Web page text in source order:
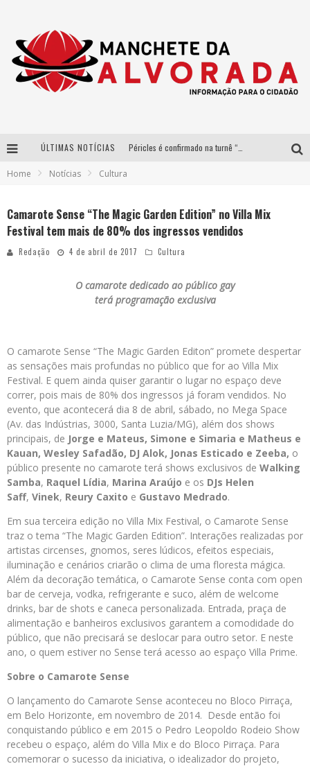
ÚLTIMAS NOTÍCIAS
Yan traz a turnê nacional do PagodYANdo para Belo Horizonte
Home Notícias Cultura
Camarote Sense “The Magic Garden Edition” no Villa Mix
Festival tem mais de 80% dos ingressos vendidos
Redação 4 de abril de 2017 Cultura
O camarote dedicado ao público gay
terá programação exclusiva
O camarote Sense “The Magic Garden Editon” promete despertar
as sensações mais profundas no público que for ao Villa Mix
Festival. E quem ainda quiser garantir o lugar no espaço deve
correr, pois mais de 80% dos ingressos já foram vendidos. No
evento, que acontecerá dia 8 de abril, sábado, no Mega Space
(Av. das Indústrias, 3000, Santa Luzia/MG), além dos shows
principais, de Jorge e Mateus, Simone e Simaria e Matheus e
Kauan, Wesley Safadão, DJ Alok, Jonas Esticado e Zeeba, o
público presente no camarote terá shows exclusivos de Walking
Samba, Raquel Lídia, Marina Araújo e os DJs Helen
Saff, Vinek, Reury Caxito e Gustavo Medrado.
Em sua terceira edição no Villa Mix Festival, o Camarote Sense
traz o tema “The Magic Garden Edition”. Interações realizadas por
artistas circenses, gnomos, seres lúdicos, efeitos especiais,
iluminação e cenários criarão o clima de uma floresta mágica.
Além da decoração temática, o Camarote Sense conta com open
bar de cerveja, vodka, refrigerante e suco, além de welcome
drinks, bar de shots e caneca personalizada. Entrada, praça de
alimentação e banheiros exclusivos garantem a comodidade do
público, que não precisará se deslocar para outro setor. E neste
ano, o quem estiver no Sense terá acesso ao espaço Villa Prime.
Sobre o Camarote Sense
O lançamento do Camarote Sense aconteceu no Bloco Pirraça,
em Belo Horizonte, em novembro de 2014. Desde então foi
conquistando público e em 2015 o Pedro Leopoldo Rodeio Show
recebeu o espaço, além do Villa Mix e do Bloco Pirraça. Para
comemorar o sucesso da iniciativa, o idealizador do projeto,